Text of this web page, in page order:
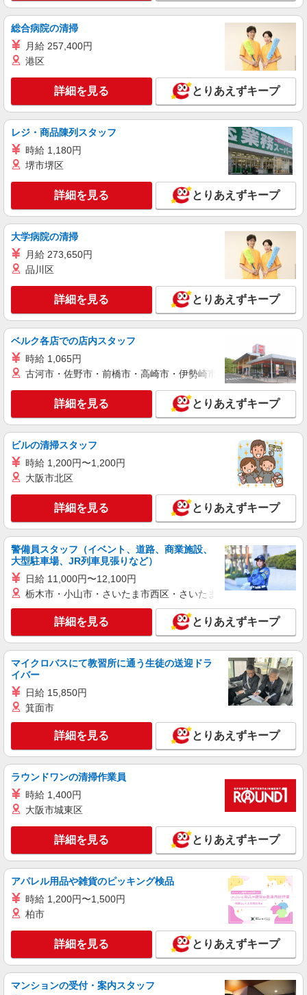
総合病院の清掃
月給 257,400円
港区
詳細を見る とりあえずキープ
レジ・商品陳列スタッフ
時給 1,180円
堺市堺区
詳細を見る とりあえずキープ
大学病院の清掃
月給 273,650円
品川区
詳細を見る とりあえずキープ
ベルク各店での店内スタッフ
時給 1,065円
古河市・佐野市・前橋市・高崎市・伊勢崎市・太田市・館林市
詳細を見る とりあえずキープ
ビルの清掃スタッフ
時給 1,200円〜1,200円
大阪市北区
詳細を見る とりあえずキープ
警備員スタッフ（イベント、道路、商業施設、
大型駐車場、JR列車見張りなど）
日給 11,000円〜12,100円
栃木市・小山市・さいたま市西区・さいたま市岩槻区・久喜市・
詳細を見る とりあえずキープ
マイクロバスにて教習所に通う生徒の送迎ドラ
イバー
日給 15,850円
箕面市
詳細を見る とりあえずキープ
ラウンドワンの清掃作業員
時給 1,400円
大阪市城東区
詳細を見る とりあえずキープ
アパレル用品や雑貨のピッキング検品
時給 1,200円〜1,500円
柏市
詳細を見る とりあえずキープ
マンションの受付・案内スタッフ